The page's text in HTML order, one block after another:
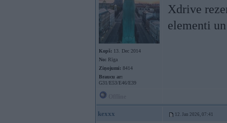
Kopš: 13. Dec 2014
No: Rīga
Ziņojumi: 8414
Braucu ar:
G31/E53/E46/E39
Xdrive
elementi
kexxx 12. Jan 2026, 07:41